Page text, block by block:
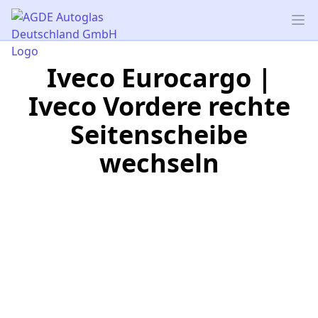
AGDE Autoglas Deutschland GmbH
Iveco Eurocargo |
Iveco Vordere rechte
Seitenscheibe
wechseln